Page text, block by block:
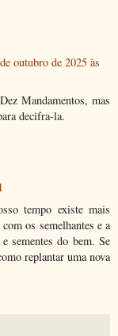
outubro de 2025 às
Mandamentos, mas
decifra-la.
tempo existe mais
os semelhantes e a
sementes do bem. Se
replantar uma nova